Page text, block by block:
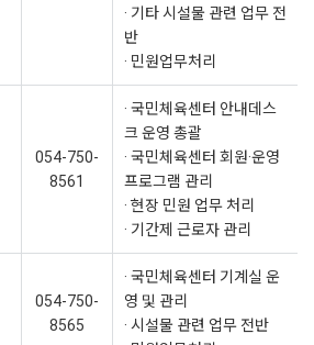
· 기타 시설물 관련 업무 전
반
· 민원업무처리
054-750-
8561
· 국민체육센터 안내데스
크 운영 총괄
· 국민체육센터 회원·운영
프로그램 관리
· 현장 민원 업무 처리
· 기간제 근로자 관리
054-750-
8565
· 국민체육센터 기계실 운
영 및 관리
· 시설물 관련 업무 전반